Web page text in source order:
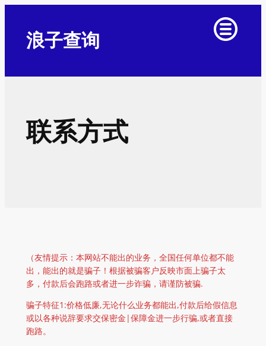
浪子查询
联系方式
（友情提示：本网站不能出的业务，全国任何单位都不能
出，能出的就是骗子！根据被骗客户反映市面上骗子太
多，付款后会跑路或者进一步诈骗，请谨防被骗.
骗子特征1:价格低廉,无论什么业务都能出,付款后给假信息
或以各种说辞要求交保密金|保障金进一步行骗,或者直接
跑路。